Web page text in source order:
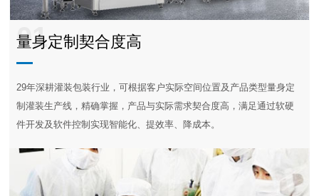
01
量身定制契合度高
29年深耕灌装包装行业，可根据客户实际空间位置及产品类型量身定
制灌装生产线，精确掌握，产品与实际需求契合度高，满足通过软硬
件开发及软件控制实现智能化、提效率、降成本。